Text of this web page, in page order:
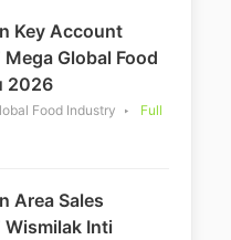
Key Account
Global Food
2026
Food Industry
Full
Area Sales
Wismilak Inti